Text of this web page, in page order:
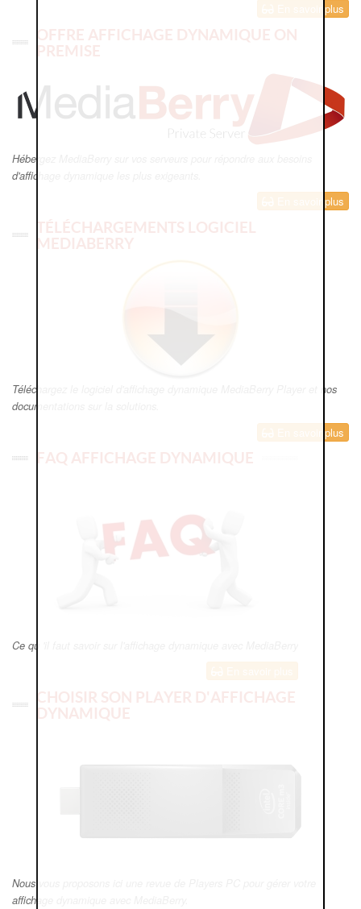
En savoir plus
OFFRE AFFICHAGE DYNAMIQUE ON
PREMISE
Hébergez MediaBerry sur vos serveurs pour répondre aux besoins
d'affichage dynamique les plus exigeants.
En savoir plus
TÉLÉCHARGEMENTS LOGICIEL
MEDIABERRY
Téléchargez le logiciel d'affichage dynamique MediaBerry Player et nos
documentations sur la solutions.
En savoir plus
FAQ AFFICHAGE DYNAMIQUE
Ce qu 'il faut savoir sur l'affichage dynamique avec MediaBerry
CHOISIR SON PLAYER D'AFFICHAGE
DYNAMIQUE
Nous vous proposons ici une revue de Players PC pour gérer votre
affichage dynamique avec MediaBerry.